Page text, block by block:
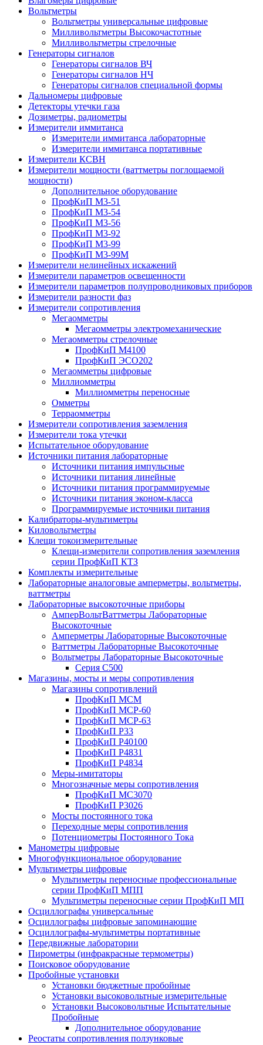
Вольтметры
Вольтметры универсальные цифровые
Милливольтметры Высокочастотные
Милливольтметры стрелочные
Генераторы сигналов
Генераторы сигналов ВЧ
Генераторы сигналов НЧ
Генераторы сигналов специальной формы
Дальномеры цифровые
Детекторы утечки газа
Дозиметры, радиометры
Измерители иммитанса
Измерители иммитанса лабораторные
Измерители иммитанса портативные
Измерители КСВН
Измерители мощности (ваттметры поглощаемой
мощности)
Дополнительное оборудование
ПрофКиП М3-51
ПрофКиП М3-54
ПрофКиП М3-56
ПрофКиП М3-92
ПрофКиП М3-99
ПрофКиП М3-99М
Измерители нелинейных искажений
Измерители параметров освещенности
Измерители параметров полупроводниковых приборов
Измерители разности фаз
Измерители сопротивления
Мегаомметры
Мегаомметры электромеханические
Мегаомметры стрелочные
ПрофКиП М4100
ПрофКиП ЭСО202
Мегаомметры цифровые
Миллиомметры
Миллиомметры переносные
Омметры
Терраомметры
Измерители сопротивления заземления
Измерители тока утечки
Испытательное оборудование
Источники питания лабораторные
Источники питания импульсные
Источники питания линейные
Источники питания программируемые
Источники питания эконом-класса
Программируемые источники питания
Калибраторы-мультиметры
Киловольтметры
Клещи токоизмерительные
Клещи-измерители сопротивления заземления
серии ПрофКиП КТЗ
Комплекты измерительные
Лабораторные аналоговые амперметры, вольтметры,
ваттметры
Лабораторные высокоточные приборы
АмперВольтВаттметры Лабораторные
Высокоточные
Амперметры Лабораторные Высокоточные
Ваттметры Лабораторные Высокоточные
Вольтметры Лабораторные Высокоточные
Серия С500
Магазины, мосты и меры сопротивления
Магазины сопротивлений
ПрофКиП МСМ
ПрофКиП МСР-60
ПрофКиП МСР-63
ПрофКиП Р33
ПрофКиП Р40100
ПрофКиП Р4831
ПрофКиП Р4834
Меры-имитаторы
Многозначные меры сопротивления
ПрофКиП МС3070
ПрофКиП Р3026
Мосты постоянного тока
Переходные меры сопротивления
Потенциометры Постоянного Тока
Манометры цифровые
Многофункциональное оборудование
Мультиметры цифровые
Мультиметры переносные профессиональные
серии ПрофКиП МПП
Мультиметры переносные серии ПрофКиП МП
Осциллографы универсальные
Осциллографы цифровые запоминающие
Осциллографы-мультиметры портативные
Передвижные лаборатории
Пирометры (инфракрасные термометры)
Поисковое оборудование
Пробойные установки
Установки бюджетные пробойные
Установки высоковольтные измерительные
Установки Высоковольтные Испытательные
Пробойные
Дополнительное оборудование
Реостаты сопротивления ползунковые